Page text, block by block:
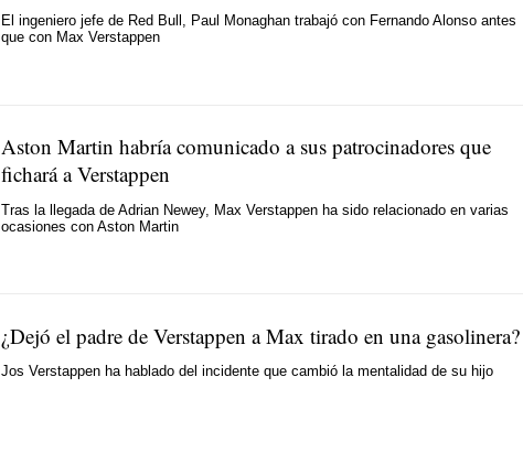
El ingeniero jefe de Red Bull, Paul Monaghan trabajó con Fernando Alonso antes
que con Max Verstappen
Aston Martin habría comunicado a sus patrocinadores que
fichará a Verstappen
Tras la llegada de Adrian Newey, Max Verstappen ha sido relacionado en varias
ocasiones con Aston Martin
¿Dejó el padre de Verstappen a Max tirado en una gasolinera?
Jos Verstappen ha hablado del incidente que cambió la mentalidad de su hijo